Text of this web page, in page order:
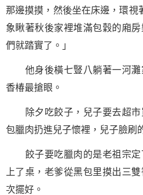
那邊摸摸，然後坐在床邊，環視
象瞅著秋後家裡堆滿包穀的廂
們就踏實了。」
他身後橫七豎八躺著一河灘
香椿最搶眼。
除夕吃餃子，兒子要去超市
包臘肉扔進兒子懷裡，兒子臉刷
餃子要吃臘肉的是老祖宗定
上了桌，老爹從黑包里摸出三
次擺好。